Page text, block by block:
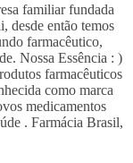
familiar fundada
desde então temos
farmacêutico,
Nossa Essência : )
farmacêuticos
como marca
medicamentos
. Farmácia Brasil,